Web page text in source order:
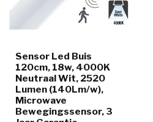
Sensor Led Buis
120cm, 18w, 4000K
Neutraal Wit, 2520
Lumen (140Lm/w),
Microwave
Bewegingssensor, 3